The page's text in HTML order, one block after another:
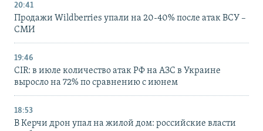
20:41
Продажи Wildberries упали на 20-40% после атак ВСУ –
СМИ
19:46
CIR: в июле количество атак РФ на АЗС в Украине
выросло на 72% по сравнению с июнем
18:53
В Керчи дрон упал на жилой дом: российские власти